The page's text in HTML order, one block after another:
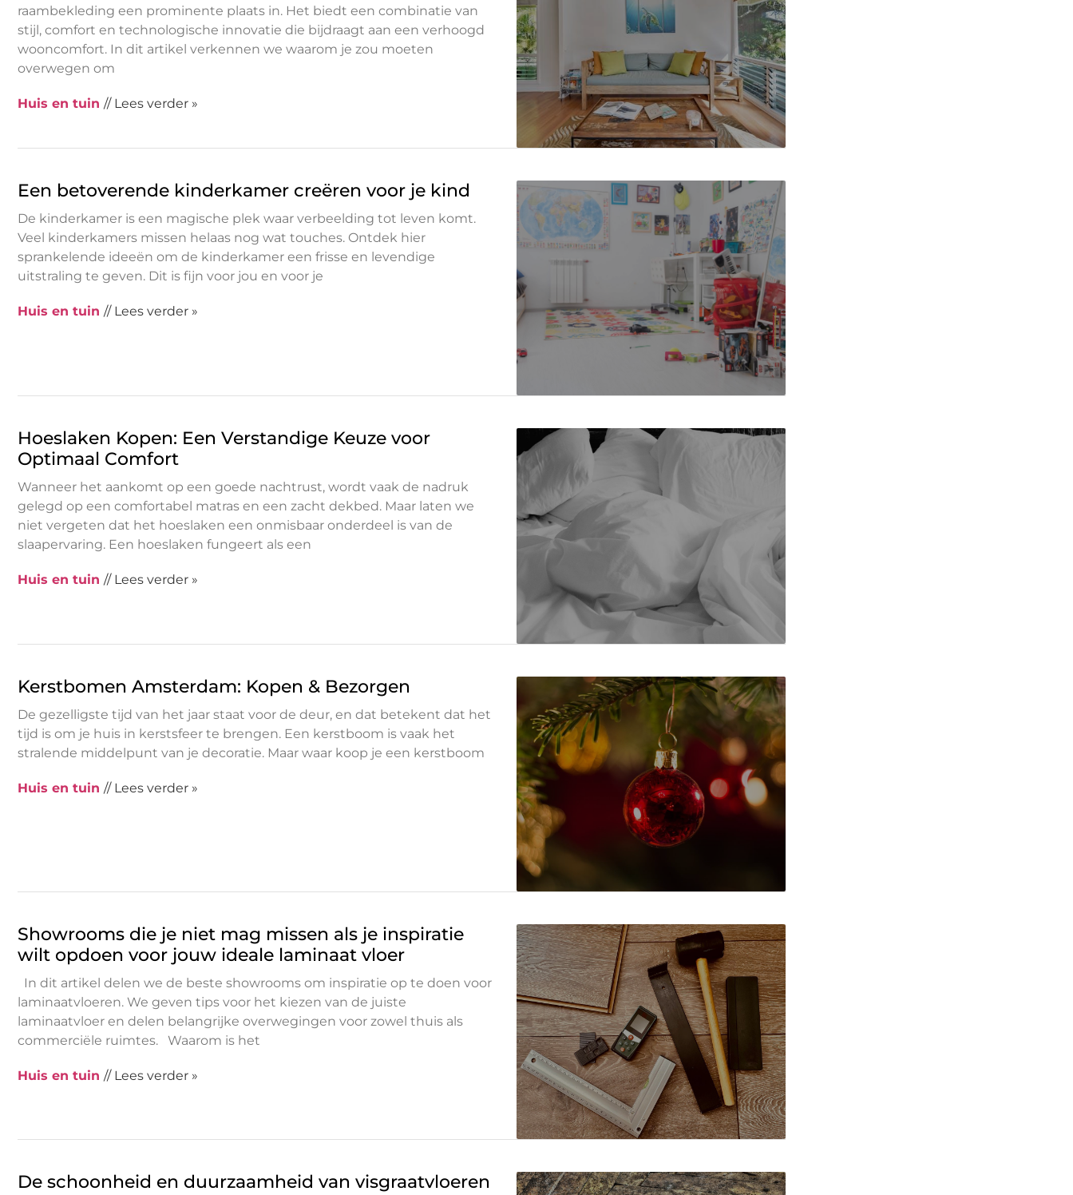
raambekleding een prominente plaats in. Het biedt een combinatie van
stijl, comfort en technologische innovatie die bijdraagt aan een verhoogd
wooncomfort. In dit artikel verkennen we waarom je zou moeten
overwegen om
Huis en tuin // Lees verder »
Een betoverende kinderkamer creëren voor je kind
De kinderkamer is een magische plek waar verbeelding tot leven komt.
Veel kinderkamers missen helaas nog wat touches. Ontdek hier
sprankelende ideeën om de kinderkamer een frisse en levendige
uitstraling te geven. Dit is fijn voor jou en voor je
Huis en tuin // Lees verder »
Hoeslaken Kopen: Een Verstandige Keuze voor
Optimaal Comfort
Wanneer het aankomt op een goede nachtrust, wordt vaak de nadruk
gelegd op een comfortabel matras en een zacht dekbed. Maar laten we
niet vergeten dat het hoeslaken een onmisbaar onderdeel is van de
slaapervaring. Een hoeslaken fungeert als een
Huis en tuin // Lees verder »
Kerstbomen Amsterdam: Kopen & Bezorgen
De gezelligste tijd van het jaar staat voor de deur, en dat betekent dat het
tijd is om je huis in kerstsfeer te brengen. Een kerstboom is vaak het
stralende middelpunt van je decoratie. Maar waar koop je een kerstboom
Huis en tuin // Lees verder »
Showrooms die je niet mag missen als je inspiratie
wilt opdoen voor jouw ideale laminaat vloer
In dit artikel delen we de beste showrooms om inspiratie op te doen voor
laminaatvloeren. We geven tips voor het kiezen van de juiste
laminaatvloer en delen belangrijke overwegingen voor zowel thuis als
commerciële ruimtes. Waarom is het
Huis en tuin // Lees verder »
De schoonheid en duurzaamheid van visgraatvloeren